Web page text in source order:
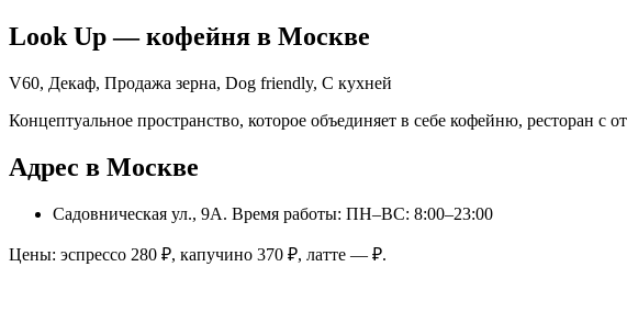
Look Up— кофейня в Москве
V60, Декаф, Продажа зерна, Dog friendly, С кухней
Концептуальное пространство, которое объединяет в себе кофейню, ресторан
Адрес в Москве
Садовническая ул., 9А. Время работы: ПН–ВС: 8:00–23:00
Цены: эспрессо 280 ₽, капучино 370 ₽, латте — ₽.